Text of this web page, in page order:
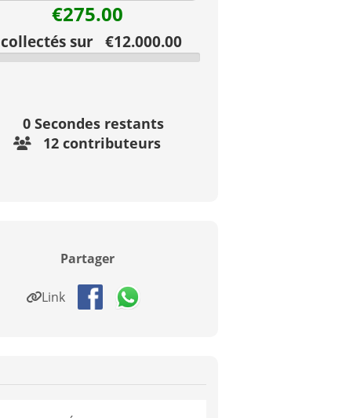
€275.00
collectés sur €12.000.00
0Secondes restants
12 contributeurs
Partager
Link